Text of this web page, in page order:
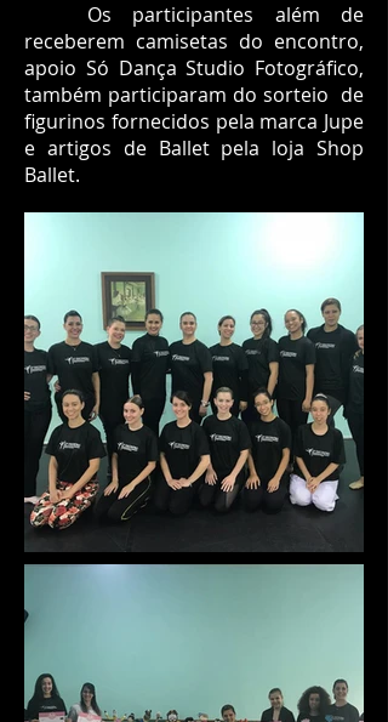
Os participantes além de
receberem camisetas do encontro,
apoio Só Dança Studio Fotográfico,
também participaram do sorteio de
figurinos fornecidos pela marca Jupe
e artigos de Ballet pela loja Shop
Ballet.